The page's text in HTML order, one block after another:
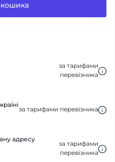
за тарифами
перевізника
за тарифами перевізника
адресу
за тарифами
перевізника